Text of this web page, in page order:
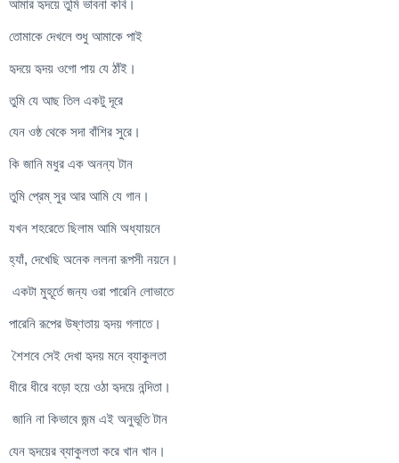
আমার হৃদয়ে তুমি ভাবনা কবি।
তোমাকে দেখলে শুধু আমাকে পাই
হৃদয়ে হৃদয় ওগো পায় যে ঠাঁই।
তুমি যে আছ তিল একটু দূরে
যেন ওষ্ঠ থেকে সদা বাঁশির সুরে।
কি জানি মধুর এক অনন্য টান
তুমি প্রেম্ সুর আর আমি যে গান।
যখন শহরেতে ছিলাম আমি অধ্যায়নে
হ্যাঁ, দেখেছি অনেক ললনা রূপসী নয়নে।
একটা মুহূর্তে জন্য ওরা পারেনি লোভাতে
পারেনি রূপের উষ্ণতায় হৃদয় গলাতে।
শৈশবে সেই দেখা হৃদয় মনে ব্যাকুলতা
ধীরে ধীরে বড়ো হয়ে ওঠা হৃদয়ে নন্দিতা।
জানি না কিভাবে জন্ম এই অনুভূতি টান
যেন হৃদয়ের ব্যাকুলতা করে খান খান।